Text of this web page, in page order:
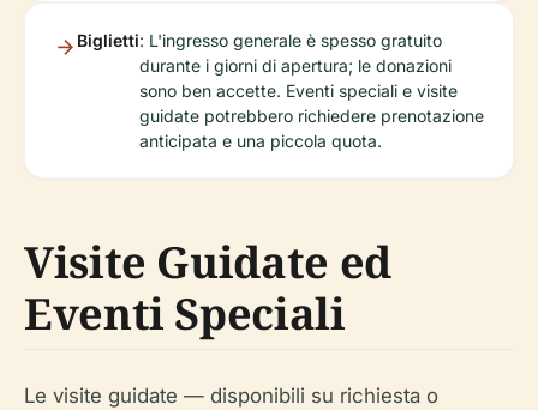
Biglietti: L'ingresso generale è spesso gratuito
durante i giorni di apertura; le donazioni
sono ben accette. Eventi speciali e visite
guidate potrebbero richiedere prenotazione
anticipata e una piccola quota.
Visite Guidate ed
Eventi Speciali
Le visite guidate — disponibili su richiesta o